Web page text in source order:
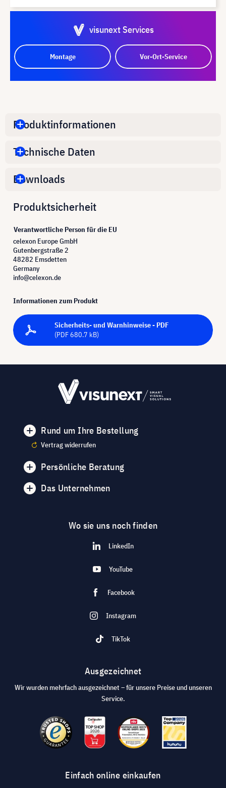
visunext Services
Montage Vor-Ort-Service
Produktinformationen
Technische Daten
Downloads
Produktsicherheit
Verantwortliche Person für die EU
celexon Europe GmbH
Gutenbergstraße 2
48282 Emsdetten
Germany
info@celexon.de
Informationen zum Produkt
Sicherheits- und Warnhinweise - PDF
(PDF 680.7 kB)
Rund um Ihre Bestellung
Vertrag widerrufen
Persönliche Beratung
Das Unternehmen
Wo sie uns noch finden
LinkedIn
YouTube
Facebook
Instagram
TikTok
Ausgezeichnet
Wir wurden mehrfach ausgezeichnet – für unsere Preise und unseren
Service.
Einfach online einkaufen